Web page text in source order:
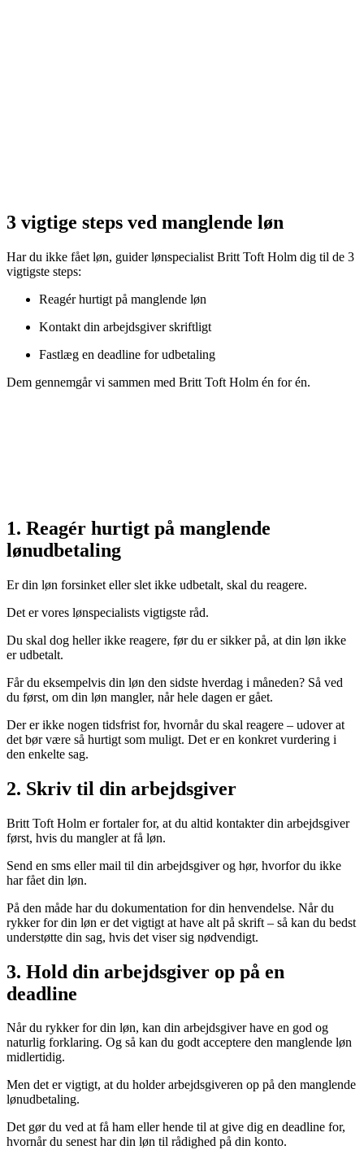
3 vigtige steps ved manglende løn
Har du ikke fået løn, guider lønspecialist Britt Toft Holm dig til de 3
vigtigste steps:
Reagér hurtigt på manglende løn
Kontakt din arbejdsgiver skriftligt
Fastlæg en deadline for udbetaling
Dem gennemgår vi sammen med Britt Toft Holm én for én.
1. Reagér hurtigt på manglende
lønudbetaling
Er din løn forsinket eller slet ikke udbetalt, skal du reagere.
Det er vores lønspecialists vigtigste råd.
Du skal dog heller ikke reagere, før du er sikker på, at din løn ikke
er udbetalt.
Får du eksempelvis din løn den sidste hverdag i måneden? Så ved
du først, om din løn mangler, når hele dagen er gået.
Der er ikke nogen tidsfrist for, hvornår du skal reagere – udover at
det bør være så hurtigt som muligt. Det er en konkret vurdering i
den enkelte sag.
2. Skriv til din arbejdsgiver
Britt Toft Holm er fortaler for, at du altid kontakter din arbejdsgiver
først, hvis du mangler at få løn.
Send en sms eller mail til din arbejdsgiver og hør, hvorfor du ikke
har fået din løn.
På den måde har du dokumentation for din henvendelse. Når du
rykker for din løn er det vigtigt at have alt på skrift – så kan du bedst
understøtte din sag, hvis det viser sig nødvendigt.
3. Hold din arbejdsgiver op på en
deadline
Når du rykker for din løn, kan din arbejdsgiver have en god og
naturlig forklaring. Og så kan du godt acceptere den manglende løn
midlertidig.
Men det er vigtigt, at du holder arbejdsgiveren op på den manglende
lønudbetaling.
Det gør du ved at få ham eller hende til at give dig en deadline for,
hvornår du senest har din løn til rådighed på din konto.